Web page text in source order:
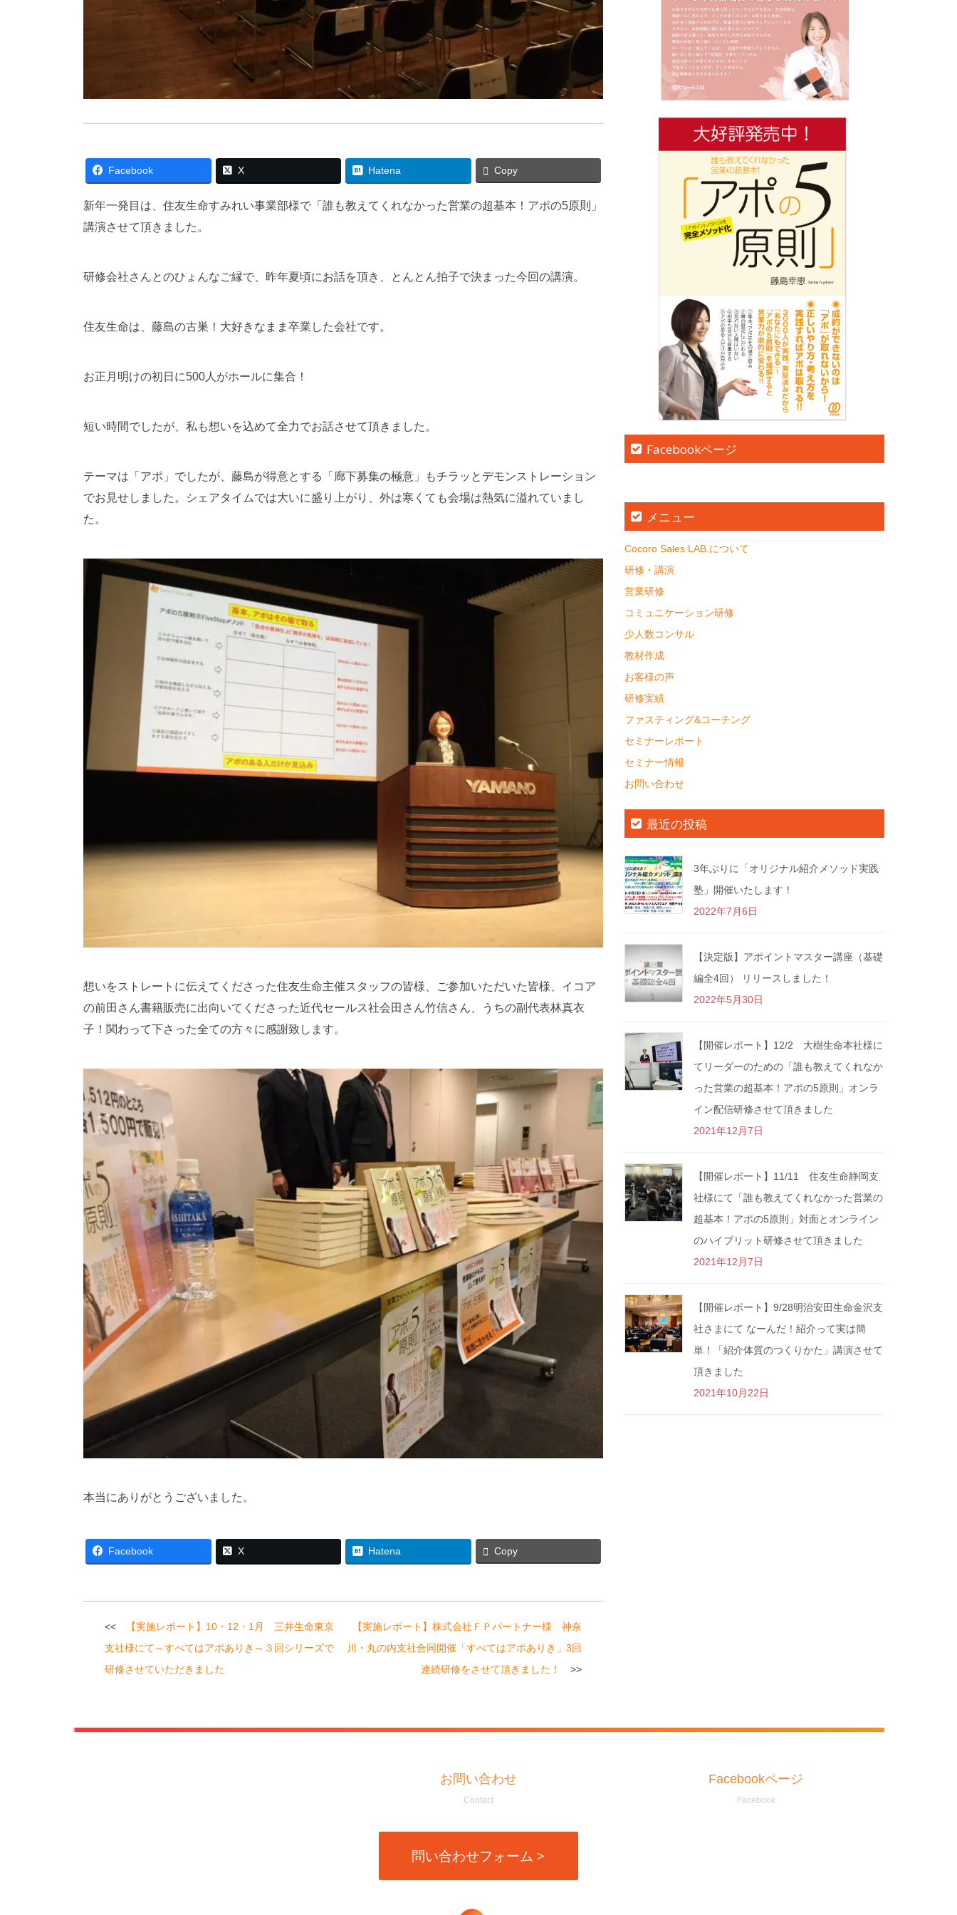
Facebook X Hatena Copy
新年一発目は、住友生命すみれい事業部様で「誰も教えてくれなかった営業の超基本！アポの5原則」
講演させて頂きました。
研修会社さんとのひょんなご縁で、昨年夏頃にお話を頂き、とんとん拍子で決まった今回の講演。
住友生命は、藤島の古巣！大好きなまま卒業した会社です。
お正月明けの初日に500人がホールに集合！
短い時間でしたが、私も想いを込めて全力でお話させて頂きました。
テーマは「アポ」でしたが、藤島が得意とする「廊下募集の極意」もチラッとデモンストレーション
でお見せしました。シェアタイムでは大いに盛り上がり、外は寒くても会場は熱気に溢れていまし
た。
想いをストレートに伝えてくださった住友生命主催スタッフの皆様、ご参加いただいた皆様、イコア
の前田さん書籍販売に出向いてくださった近代セールス社会田さん竹信さん、うちの副代表林真衣
子！関わって下さった全ての方々に感謝致します。
本当にありがとうございました。
Facebook X Hatena Copy
投
稿
ナ
ゲ
【実施レポート】10・12・1月 三井生命東京
支社様にて～すべてはアポありき～３回シリーズで
研修させていただきました
【実施レポート】株式会社ＦＰパートナー様 神奈
川・丸の内支社合同開催「すべてはアポありき」3回
連続研修をさせて頂きました！
Facebookページ
メニュー
Cocoro Sales LAB.について
研修・講演
営業研修
コミュニケーション研修
少人数コンサル
教材作成
お客様の声
研修実績
ファスティング&コーチング
セミナーレポート
セミナー情報
お問い合わせ
最近の投稿
3年ぶりに「オリジナル紹介メソッド実践
塾」開催いたします！
2022年7月6日
【決定版】アポイントマスター講座（基礎
編全4回） リリースしました！
2022年5月30日
【開催レポート】12/2 大樹生命本社様に
てリーダーのための「誰も教えてくれなか
った営業の超基本！アポの5原則」オンラ
イン配信研修させて頂きました
2021年12月7日
【開催レポート】11/11 住友生命静岡支
社様にて「誰も教えてくれなかった営業の
超基本！アポの5原則」対面とオンライン
のハイブリット研修させて頂きました
2021年12月7日
【開催レポート】9/28明治安田生命金沢支
社さまにて なーんだ！紹介って実は簡
単！「紹介体質のつくりかた」講演させて
頂きました
2021年10月22日
お問い合わせ
Contact
問い合わせフォーム >
Facebookページ
Facebook